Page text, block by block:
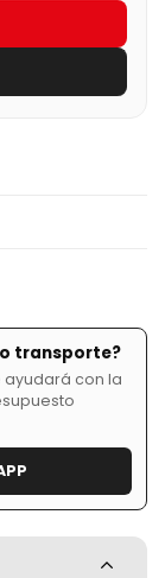
transporte?
ayudará con la